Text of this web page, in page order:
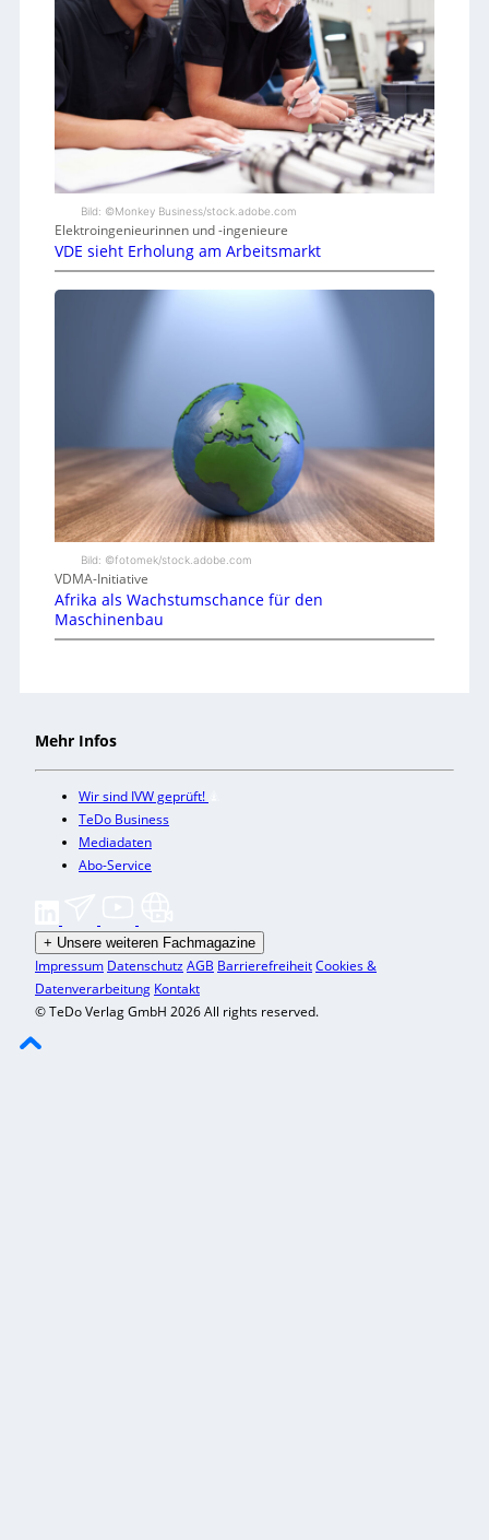
Bild: ©Monkey Business/stock.adobe.com
Elektroingenieurinnen und -ingenieure
VDE sieht Erholung am Arbeitsmarkt
Bild: ©fotomek/stock.adobe.com
VDMA-Initiative
Afrika als Wachstumschance für den
Maschinenbau
Mehr Infos
Wir sind IVW geprüft!
TeDo Business
Mediadaten
Abo-Service
+ Unsere weiteren Fachmagazine
Impressum DatenschutzAGB BarrierefreiheitCookies &
Datenverarbeitung Kontakt
© TeDo Verlag GmbH 2026 All rights reserved.